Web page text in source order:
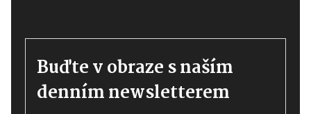
Buďte v obraze s naším
denním newsletterem